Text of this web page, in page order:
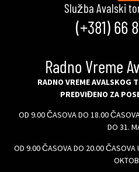
Služba Avalski
(+381) 66
Radno Vreme
RADNO VREME AVALSKOG
PREDVIĐENO ZA
OD 9.00 ČASOVA DO 18.00
DO 31.
OD 9.00 ČASOVA DO 20.00 ČASOVA